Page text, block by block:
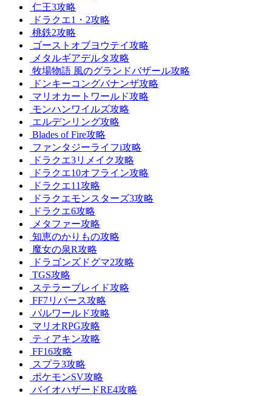
仁王3攻略
ドラクエ1・2攻略
桃鉄2攻略
ゴーストオブヨウテイ攻略
メタルギアデルタ攻略
牧場物語 風のグランドバザール攻略
ドンキーコングバナンザ攻略
マリオカートワールド攻略
モンハンワイルズ攻略
エルデンリング攻略
Blades of Fire攻略
ファンタジーライフi攻略
ドラクエ3リメイク攻略
ドラクエ10オフライン攻略
ドラクエ11攻略
ドラクエモンスターズ3攻略
ドラクエ6攻略
メタファー攻略
知恵のかりもの攻略
魔女の泉R攻略
ドラゴンズドグマ2攻略
TGS攻略
ステラーブレイド攻略
FF7リバース攻略
パルワールド攻略
マリオRPG攻略
ティアキン攻略
FF16攻略
スプラ3攻略
ポケモンSV攻略
バイオハザードRE4攻略